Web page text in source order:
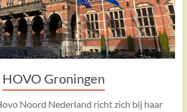
HOVO Groningen
Noord Nederland richt zich bij haar